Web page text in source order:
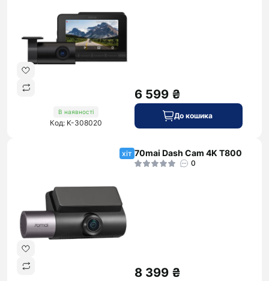
В наявності
Код: K-308020
6 599 ₴
До кошика
хіт 70mai Dash Cam 4K T800
0
8 399 ₴